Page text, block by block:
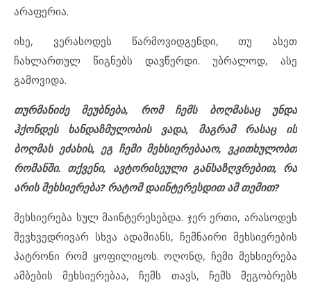
არაფერია.
ისე, ვერასოდეს წარმოვიდგენდი, თუ ასეთ
ჩახლართულ წიგნებს დავწერდი. უბრალოდ, ასე
გამოვიდა.
თურმანიძე მეუბნება, რომ ჩემს ბოღმასაც უნდა
ჰქონდეს ხანდაზმულობის ვადა, მაგრამ რასაც ის
ბოღმას ეძახის, ეგ ჩემი მეხსიერებააო, ვკითხულობთ
რომანში. თქვენი, ავტორისეული განსაზღვრებით, რა
არის მეხსიერება? რატომ დაინტერესდით ამ თემით?
მეხსიერება სულ მაინტერესებდა. ჯერ ერთი, არასოდეს
შევხვედრივარ სხვა ადამიანს, ჩემნაირი მეხსიერების
პატრონი რომ ყოფილიყოს. ოღონდ, ჩემი მეხსიერება
ამბების მეხსიერებაა, ჩემს თავს, ჩემს მეგობრებს